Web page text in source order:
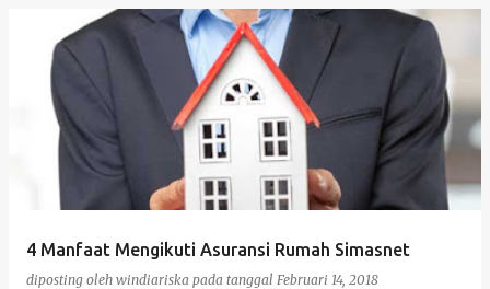
4 Manfaat Mengikuti Asuransi Rumah Simasnet
diposting oleh windiariska pada tanggal Februari 14, 2018